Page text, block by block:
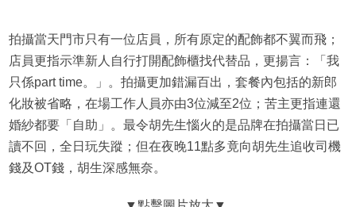
拍攝當天門市只有一位店員，所有原定的配飾都不翼而飛；
店員更指示準新人自行打開配飾櫃找代替品，更揚言：「我
只係part time。」。拍攝更加錯漏百出，套餐內包括的新郎
化妝被省略，在場工作人員亦由3位減至2位；苦主更指連還
婚紗都要「自助」。最令胡先生惱火的是品牌在拍攝當日已
讀不回，全日玩失蹤；但在夜晚11點多竟向胡先生追收司機
錢及OT錢，胡生深感無奈。